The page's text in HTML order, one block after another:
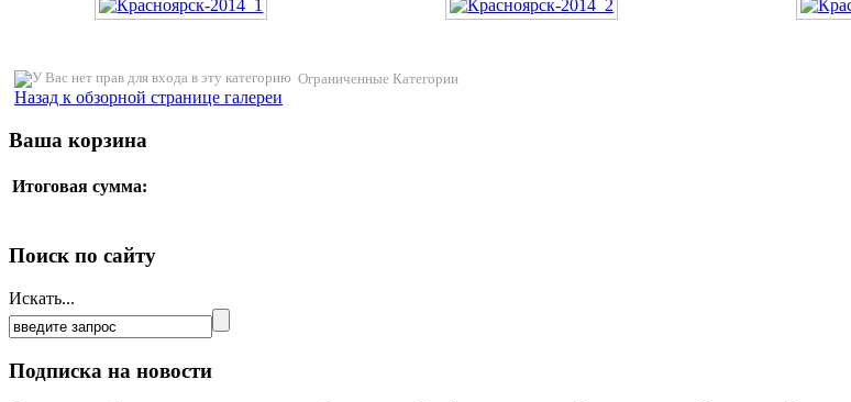
Ограниченные Категории
Назад к обзорной странице галереи
Ваша корзина
Итоговая сумма:
Поиск по сайту
Искать...
Подписка на новости